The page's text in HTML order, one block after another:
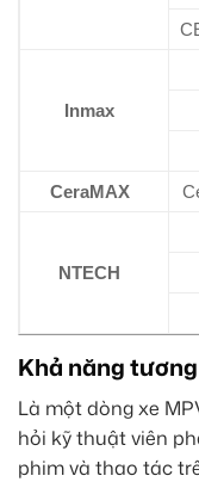
Inmax
CeraMAX
NTECH
Khả năng
Là một dòng xe
hỏi kỹ thuật viên
phim và thao tác